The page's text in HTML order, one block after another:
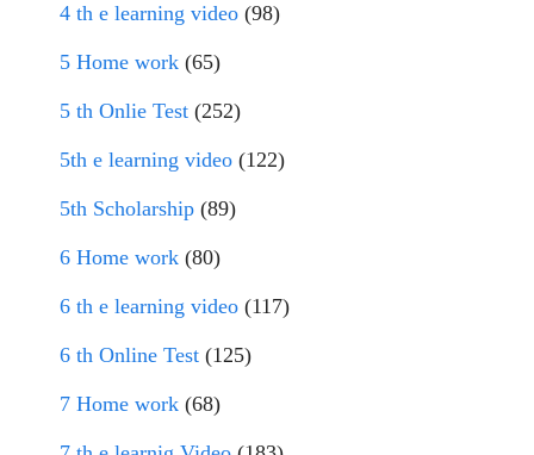
4 th e learning video (98)
5 Home work (65)
5 th Onlie Test (252)
5th e learning video (122)
5th Scholarship (89)
6 Home work (80)
6 th e learning video (117)
6 th Online Test (125)
7 Home work (68)